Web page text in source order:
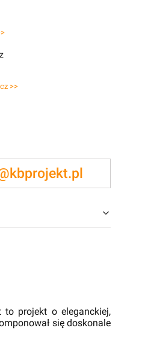
>>
to projekt o eleganckiej,
się doskonale